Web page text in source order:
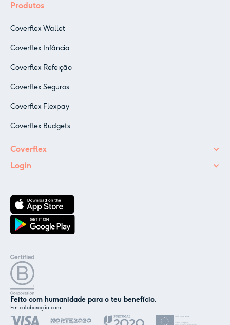
Produtos
Coverflex Wallet
Coverflex Infância
Coverflex Refeição
Coverflex Seguros
Coverflex Flexpay
Coverflex Budgets
Coverflex
Login
Feito com humanidade para o teu benefício.
Em colaboração com: